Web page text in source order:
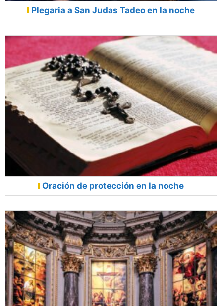
Plegaria a San Judas Tadeo en la noche
Oración de protección en la noche